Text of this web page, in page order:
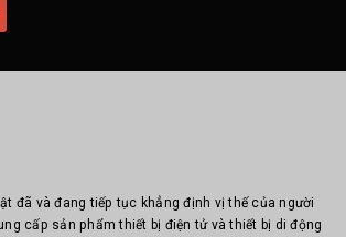
đã và đang tiếp tục khẳng định vị thế của người
cấp sản phẩm thiết bị điện tử và thiết bị di động